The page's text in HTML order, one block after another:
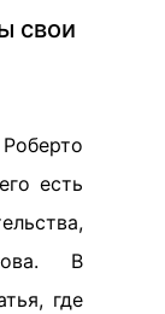
свои
есть
В
где